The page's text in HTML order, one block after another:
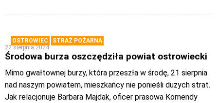
OSTROWIEC
STRAŻ POŻARNA
22 sierpnia 2024
Środowa burza oszczędziła powiat ostrowiecki
Mimo gwałtownej burzy, która przeszła w środę, 21 sierpnia
nad naszym powiatem, mieszkańcy nie ponieśli dużych strat.
Jak relacjonuje Barbara Majdak, oficer prasowa Komendy